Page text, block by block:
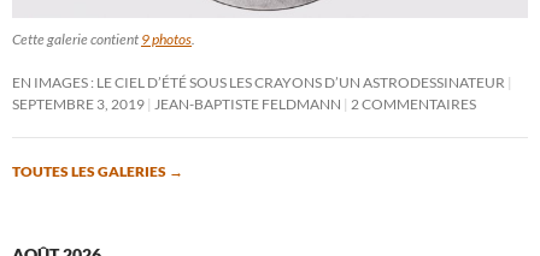
Cette galerie contient 9 photos.
EN IMAGES : LE CIEL D’ÉTÉ SOUS LES CRAYONS D’UN ASTRODESSINATEUR
SEPTEMBRE 3, 2019 JEAN-BAPTISTE FELDMANN 2 COMMENTAIRES
TOUTES LES GALERIES →